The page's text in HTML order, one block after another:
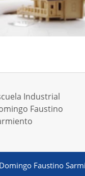
Industrial
Faustino
Faustino